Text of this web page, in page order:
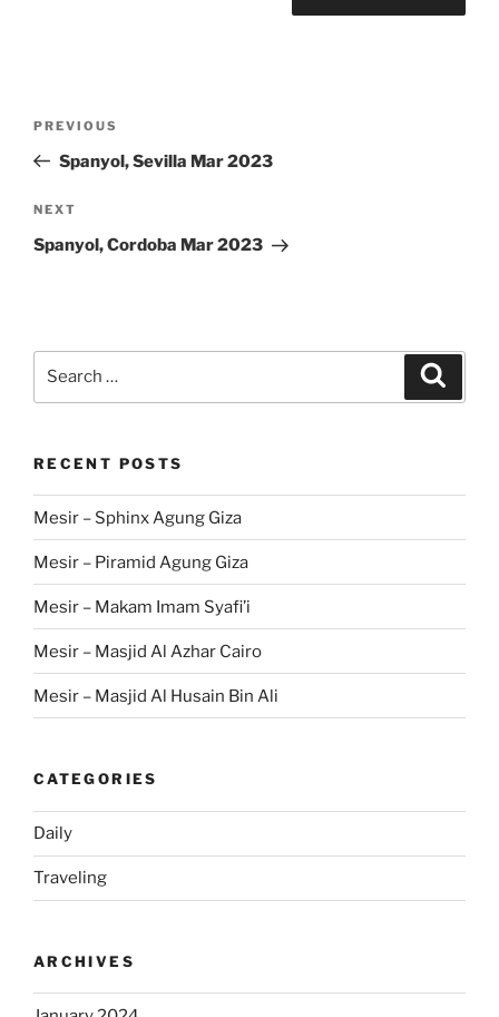
Previous
Post
PREVIOUS
Spanyol, Sevilla Mar 2023
Next
Post
NEXT
Spanyol, Cordoba Mar 2023
RECENT POSTS
Mesir – Sphinx Agung Giza
Mesir – Piramid Agung Giza
Mesir – Makam Imam Syafi’i
Mesir – Masjid Al Azhar Cairo
Mesir – Masjid Al Husain Bin Ali
CATEGORIES
Daily
Traveling
ARCHIVES